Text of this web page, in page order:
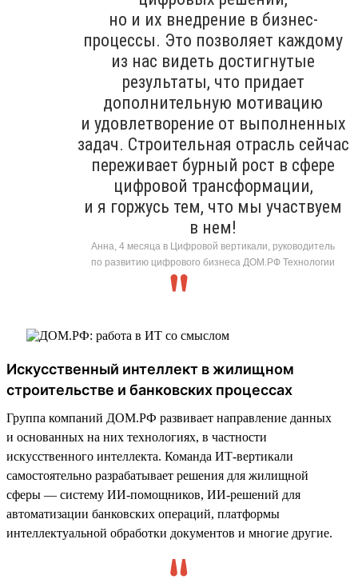
но и их внедрение в бизнес-
процессы. Это позволяет каждому
из нас видеть достигнутые
результаты, что придает
дополнительную мотивацию
и удовлетворение от выполненных
задач. Строительная отрасль сейчас
переживает бурный рост в сфере
цифровой трансформации,
и я горжусь тем, что мы участвуем
в нем!
Анна, 4 месяца в Цифровой вертикали, руководитель
по развитию цифрового бизнеса ДОМ.РФ Технологии
Искусственный интеллект в жилищном
строительстве и банковских процессах
Группа компаний ДОМ.РФ развивает направление данных
и основанных на них технологиях, в частности
искусственного интеллекта. Команда ИТ-вертикали
самостоятельно разрабатывает решения для жилищной
сферы — систему ИИ-помощников, ИИ-решений для
автоматизации банковских операций, платформы
интеллектуальной обработки документов и многие другие.